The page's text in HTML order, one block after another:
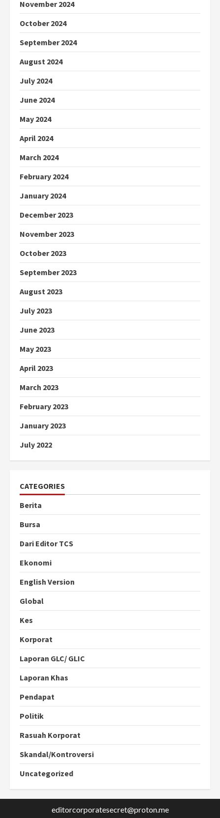
November 2024
October 2024
September 2024
August 2024
July 2024
June 2024
May 2024
April 2024
March 2024
February 2024
January 2024
December 2023
November 2023
October 2023
September 2023
August 2023
July 2023
June 2023
May 2023
April 2023
March 2023
February 2023
January 2023
July 2022
CATEGORIES
Berita
Bursa
Dari Editor TCS
Ekonomi
English Version
Global
Kes
Korporat
Laporan GLC/ GLIC
Laporan Khas
Pendapat
Politik
Rasuah Korporat
Skandal/Kontroversi
Uncategorized
editorcorporatesecret@proton.me